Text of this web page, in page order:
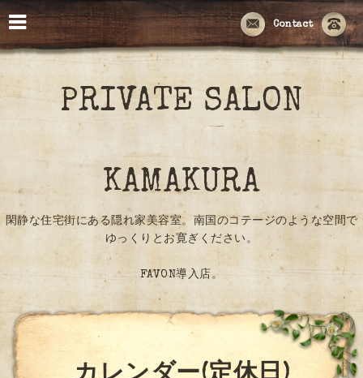
Contact
PRIVATE SALON
KAMAKURA
閑静な住宅街にある隠れ家美容室。南国のコテージのような空間で
ゆっくりとお寛ぎください。
FAVON導入店。